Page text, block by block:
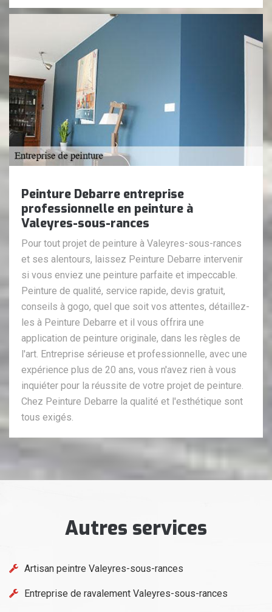
Peinture Debarre entreprise
professionnelle en peinture à
Valeyres-sous-rances
Pour tout projet de peinture à Valeyres-sous-rances
et ses alentours, laissez Peinture Debarre intervenir
si vous enviez une peinture parfaite et impeccable.
Peinture de qualité, service rapide, devis gratuit,
conseils à gogo, quel que soit vos attentes, détaillez-
les à Peinture Debarre et il vous offrira une
application de peinture originale, dans les règles de
l'art. Entreprise sérieuse et professionnelle, avec une
expérience plus de 20 ans, vous n'avez rien à vous
inquiéter pour la réussite de votre projet de peinture.
Chez Peinture Debarre la qualité et l'esthétique sont
tous exigés.
Autres services
Artisan peintre Valeyres-sous-rances
Entreprise de ravalement Valeyres-sous-rances